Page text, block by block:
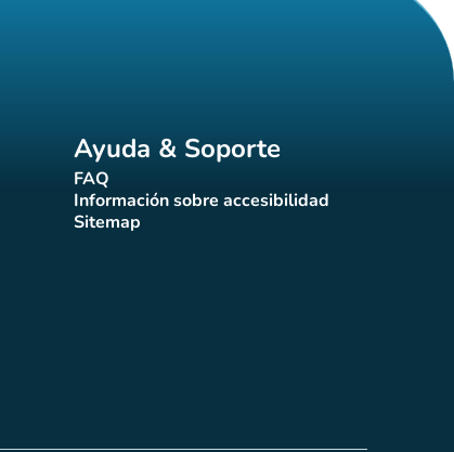
Ayuda & Soporte
FAQ(nueva pestaña)
Información sobre accesibilidad
(nueva pestaña)
Sitemap(nueva pestaña)